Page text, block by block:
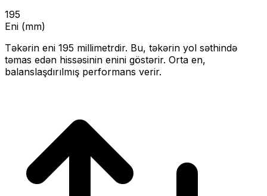
195
Eni (mm)
Təkərin eni 195 millimetrdir. Bu, təkərin yol səthində
təmas edən hissəsinin enini göstərir. Orta en,
balanslaşdırılmış performans verir.